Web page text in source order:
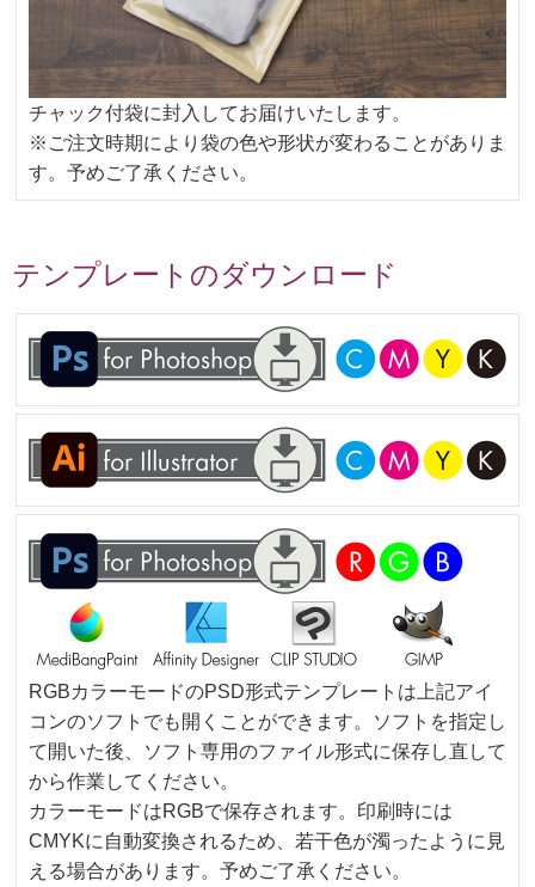
チャック付袋に封入してお届けいたします。
※ご注文時期により袋の色や形状が変わることがありま
す。予めご了承ください。
テンプレートのダウンロード
RGBカラーモードのPSD形式テンプレートは上記アイ
コンのソフトでも開くことができます。ソフトを指定し
て開いた後、ソフト専用のファイル形式に保存し直して
から作業してください。
カラーモードはRGBで保存されます。印刷時には
CMYKに自動変換されるため、若干色が濁ったように見
える場合があります。予めご了承ください。